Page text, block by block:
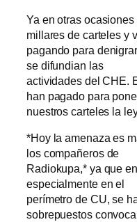
Ya en otras
millares de carteles y
pagando para
se difundian las
actividades del CHE.
han pagado para
nuestros carteles la
*Hoy la amenaza es
los compañeros de
Radiokupa,* ya que
especialmente en el
perímetro de CU, se
sobrepuestos